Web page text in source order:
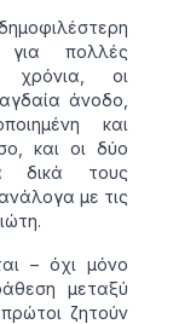
για πολλές
χρόνια, οι
άνοδο,
και
και οι δύο
δικά τους
ανάλογα με τις
– όχι μόνο
μεταξύ
ζητούν